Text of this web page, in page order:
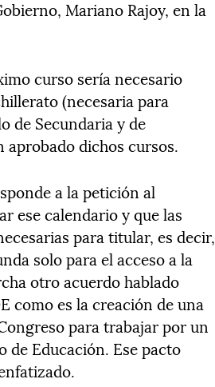
Mariano Rajoy, en la
curso sería necesario
(necesaria para
de Secundaria y de
aprobado dichos cursos.
a la petición al
ese calendario y que las
para titular, es decir,
solo para el acceso a la
otro acuerdo hablado
como es la creación de una
para trabajar por un
de Educación. Ese pacto